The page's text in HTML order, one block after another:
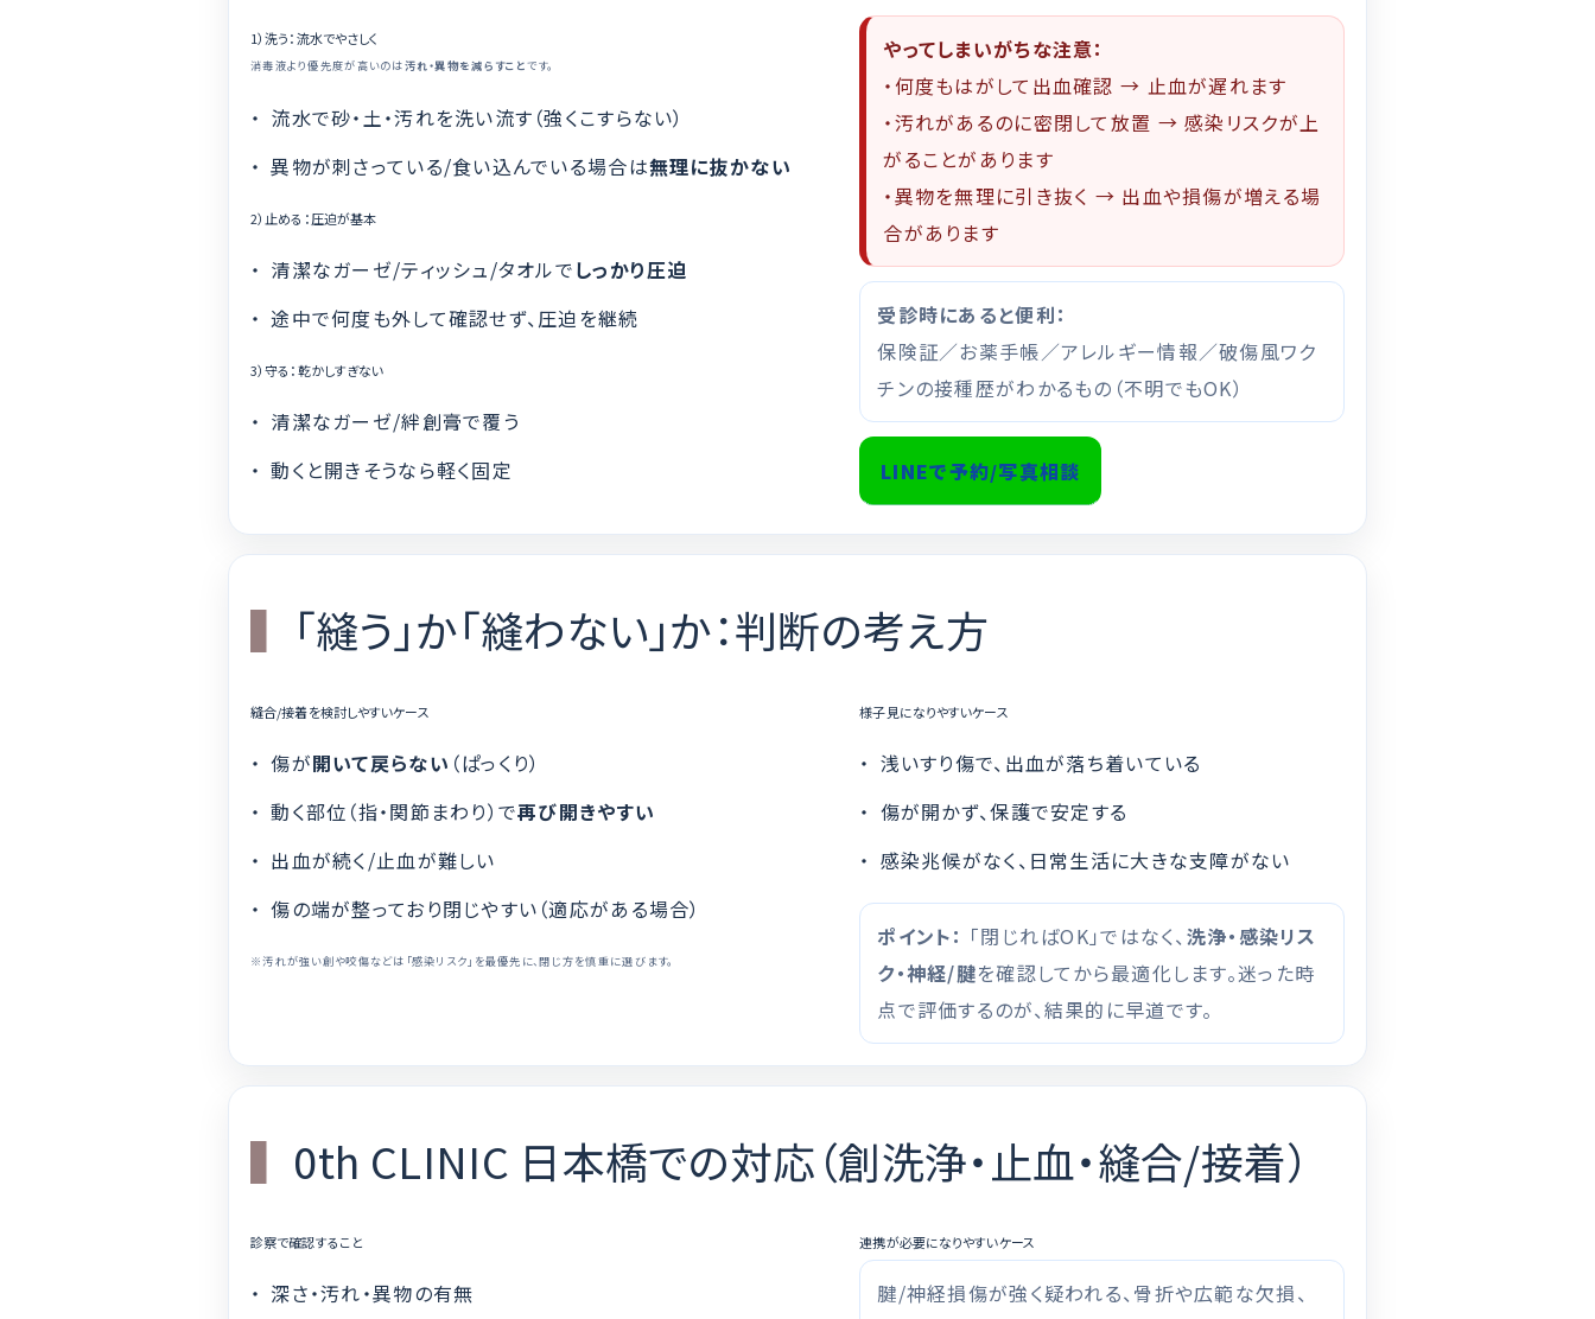
1）洗う：流水でやさしく
消毒液より優先度が高いのは汚れ・異物を減らすことです。
流水で砂・土・汚れを洗い流す（強くこすらない）
異物が刺さっている/食い込んでいる場合は無理に抜かない
2）止める：圧迫が基本
清潔なガーゼ/ティッシュ/タオルでしっかり圧迫
途中で何度も外して確認せず、圧迫を継続
3）守る：乾かしすぎない
清潔なガーゼ/絆創膏で覆う
動くと開きそうなら軽く固定
やってしまいがちな注意：
・何度もはがして出血確認 → 止血が遅れます
・汚れがあるのに密閉して放置 → 感染リスクが上
がることがあります
・異物を無理に引き抜く → 出血や損傷が増える場
合があります
受診時にあると便利：
保険証／お薬手帳／アレルギー情報／破傷風ワク
チンの接種歴がわかるもの（不明でもOK）
LINEで予約/写真相談
「縫う」か「縫わない」か：判断の考え方
縫合/接着を検討しやすいケース
傷が開いて戻らない （ぱっくり）
動く部位（指・関節まわり）で再び開きやすい
出血が続く/止血が難しい
傷の端が整っており閉じやすい（適応がある場合）
※汚れが強い創や咬傷などは「感染リスク」を最優先に、閉じ方を慎重に選びます。
様子見になりやすいケース
浅いすり傷で、出血が落ち着いている
傷が開かず、保護で安定する
感染兆候がなく、日常生活に大きな支障がない
ポイント： 「閉じればOK」ではなく、 洗浄・感染リス
ク・神経/腱を確認してから最適化します。迷った時
点で評価するのが、結果的に早道です。
0th CLINIC 日本橋での対応（創洗浄・止血・縫合/接着）
診察で確認すること
深さ・汚れ・異物の有無
連携が必要になりやすいケース
腱/神経損傷が強く疑われる、骨折や広範な欠損、